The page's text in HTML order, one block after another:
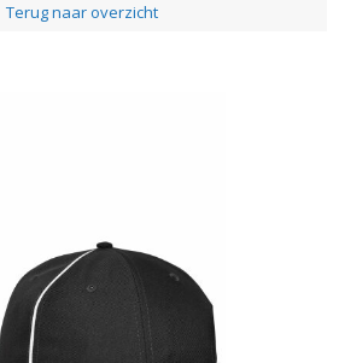
Terug naar overzicht